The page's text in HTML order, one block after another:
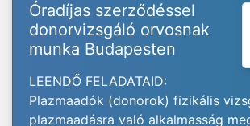
Óradíjas szerződéssel
donorvizsgáló orvosnak
munka Budapesten
LEENDŐ FELADATAID:
Plazmaadók (donorok) fizikális
plazmaadásra való alkalmasság